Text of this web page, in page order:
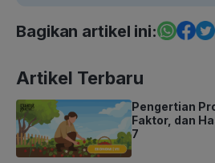
Bagikan artikel ini:
Artikel Terbaru
Pengertian
Faktor, dan
7